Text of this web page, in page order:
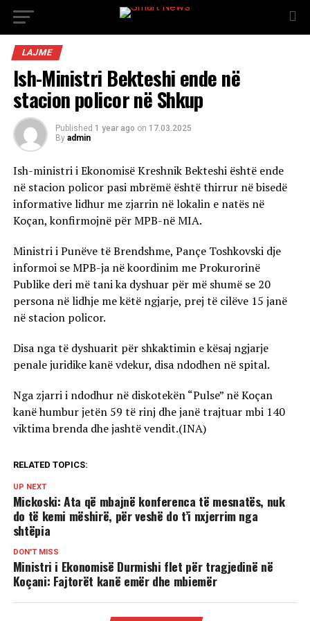
LAJME
Ish-Ministri Bekteshi ende në
stacion policor në Shkup
Published 1 year ago on 17.03.2025
By admin
Ish-ministri i Ekonomisë Kreshnik Bekteshi është ende
në stacion policor pasi mbrëmë është thirrur në bisedë
informative lidhur me zjarrin në lokalin e natës në
Koçan, konfirmojnë për MPB-në MIA.
Ministri i Punëve të Brendshme, Pançe Toshkovski dje
informoi se MPB-ja në koordinim me Prokurorinë
Publike deri më tani ka dyshuar për më shumë se 20
persona në lidhje me këtë ngjarje, prej të cilëve 15 janë
në stacion policor.
Disa nga të dyshuarit për shkaktimin e kësaj ngjarje
penale juridike kanë vdekur, disa ndodhen në spital.
Nga zjarri i ndodhur në diskotekën “Pulse” në Koçan
kanë humbur jetën 59 të rinj dhe janë trajtuar mbi 140
viktima brenda dhe jashtë vendit.(INA)
RELATED TOPICS:
UP NEXT
Mickoski: Ata që mbajnë konferenca të mesnatës, nuk
do të kemi mëshirë, për veshë do t’i nxjerrim nga
shtëpia
DON'T MISS
Ministri i Ekonomisë Durmishi flet për tragjedinë në
Koçani: Fajtorët kanë emër dhe mbiemër